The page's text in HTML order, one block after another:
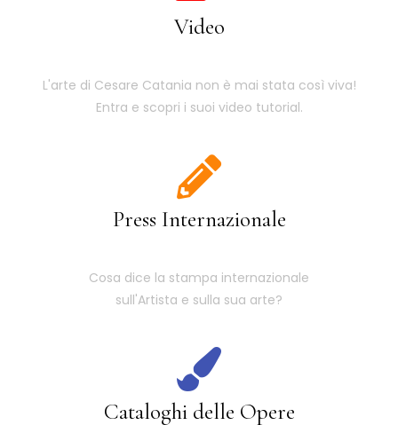
Video
L'arte di Cesare Catania non è mai stata così viva!
Entra e scopri i suoi video tutorial.
Press Internazionale
Cosa dice la stampa internazionale
sull'Artista e sulla sua arte?
Cataloghi delle Opere